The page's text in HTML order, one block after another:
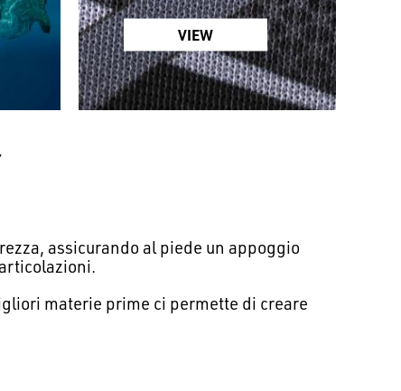
VIEW
assicurando al piede un appoggio
materie prime ci permette di creare